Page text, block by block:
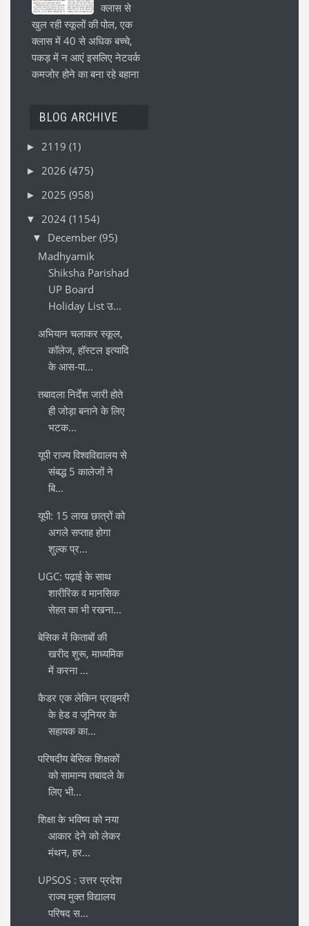
क्लास से
खुल रही स्कूलों की पोल, एक
क्लास में 40 से अधिक बच्चे,
पकड़ में न आएं इसलिए नेटवर्क
कमजोर होने का बना रहे बहाना
BLOG ARCHIVE
► 2119 (1)
► 2026 (475)
► 2025 (958)
▼ 2024 (1154)
▼ December (95)
Madhyamik
Shiksha Parishad
UP Board
Holiday List उ...
अभियान चलाकर स्कूल,
कॉलेज, हॉस्टल इत्यादि
के आस-पा...
तबादला निर्देश जारी होते
ही जोड़ा बनाने के लिए
भटक...
यूपी राज्य विश्वविद्यालय से
संबद्ध 5 कालेजों ने
बि...
यूपी: 15 लाख छात्रों को
अगले सप्ताह होगा
शुल्क प्र...
UGC: पढ़ाई के साथ
शारीरिक व मानसिक
सेहत का भी रखना...
बेसिक में किताबों की
खरीद शुरू, माध्यमिक
में करना ...
कैडर एक लेकिन प्राइमरी
के हेड व जूनियर के
सहायक का...
परिषदीय बेसिक शिक्षकों
को सामान्य तबादले के
लिए भी...
शिक्षा के भविष्य को नया
आकार देने को लेकर
मंथन, हर...
UPSOS : उत्तर प्रदेश
राज्य मुक्त विद्यालय
परिषद स...